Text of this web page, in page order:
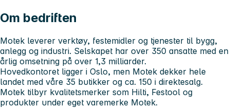
Om bedriften
Motek leverer verktøy, festemidler og tjenester til bygg,
anlegg og industri. Selskapet har over 350 ansatte med en
årlig omsetning på over 1,3 milliarder.
Hovedkontoret ligger i Oslo, men Motek dekker hele
landet med våre 35 butikker og ca. 150 i direktesalg.
Motek tilbyr kvalitetsmerker som Hilti, Festool og
produkter under eget varemerke Motek.